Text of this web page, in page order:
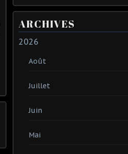
ARCHIVES
2026
Août
Juillet
Juin
Mai